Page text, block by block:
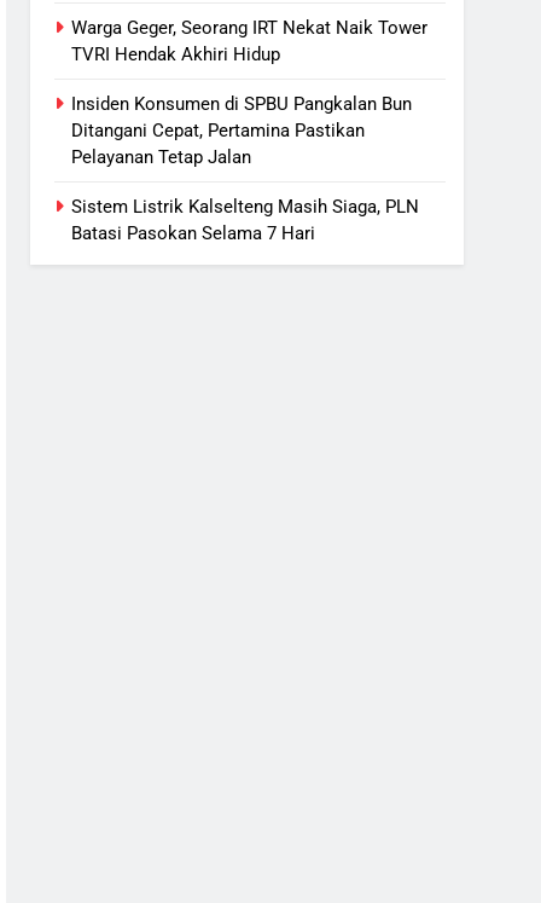
Warga Geger, Seorang IRT Nekat Naik Tower
TVRI Hendak Akhiri Hidup
Insiden Konsumen di SPBU Pangkalan Bun
Ditangani Cepat, Pertamina Pastikan
Pelayanan Tetap Jalan
Sistem Listrik Kalselteng Masih Siaga, PLN
Batasi Pasokan Selama 7 Hari